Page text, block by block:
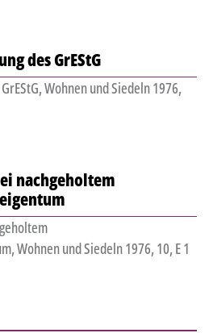
des GrEStG
Wohnen und Siedeln 1976,
nachgeholtem
Wohnen und Siedeln 1976, 10, E 1